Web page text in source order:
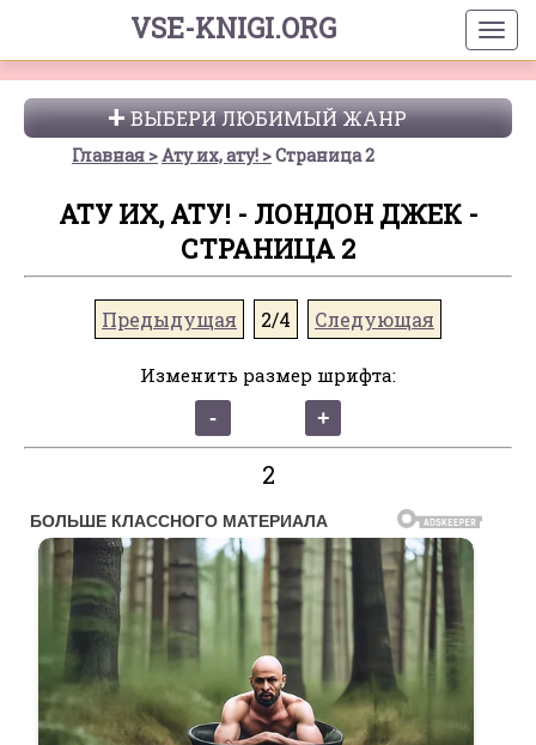
VSE-KNIGI.ORG
ВЫБЕРИ ЛЮБИМЫЙ ЖАНР
Главная Ату их, ату! Страница 2
АТУ ИХ, АТУ! - ЛОНДОН ДЖЕК -
СТРАНИЦА 2
Предыдущая 2/4 Следующая
Изменить размер шрифта:
2